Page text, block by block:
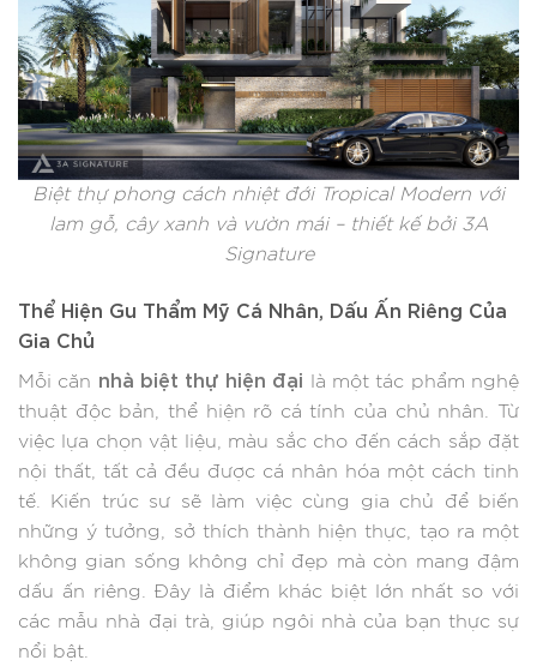
Biệt thự phong cách nhiệt đới Tropical Modern với
lam gỗ, cây xanh và vườn mái – thiết kế bởi 3A
Signature
Thể Hiện Gu Thẩm Mỹ Cá Nhân, Dấu Ấn Riêng Của
Gia Chủ
Mỗi căn nhà biệt thự hiện đại là một tác phẩm nghệ
thuật độc bản, thể hiện rõ cá tính của chủ nhân. Từ
việc lựa chọn vật liệu, màu sắc cho đến cách sắp đặt
nội thất, tất cả đều được cá nhân hóa một cách tinh
tế. Kiến trúc sư sẽ làm việc cùng gia chủ để biến
những ý tưởng, sở thích thành hiện thực, tạo ra một
không gian sống không chỉ đẹp mà còn mang đậm
dấu ấn riêng. Đây là điểm khác biệt lớn nhất so với
các mẫu nhà đại trà, giúp ngôi nhà của bạn thực sự
nổi bật.